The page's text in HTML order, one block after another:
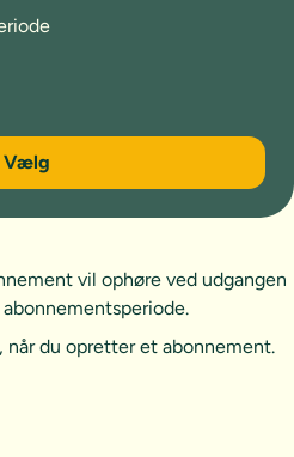
Vælg
vil ophøre ved udgangen
, når du opretter et abonnement.